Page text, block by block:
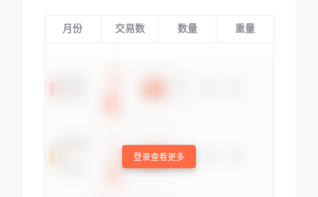
月份 交易数 数量 重量
登录查看更多